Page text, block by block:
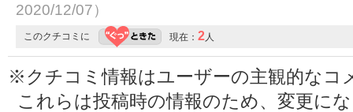
2020/12/07）
このクチコミに 現在： 2 人
※クチコミ情報はユーザーの主観的なコ
これらは投稿時の情報のため、変更に